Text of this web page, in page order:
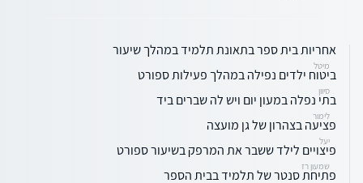
אחריות בית ספר בתאונת תלמיד במהלך שיעור
מיטל
ביטוח ילדים נפילה במהלך פעילות ספורט
סיוון
בתי נפלה במעון יום ויש לה שברים ביד
לימור
פציעה בצהרון של גן מועצה
יעל
פיצויים לילד ששבר את המרפק בשיעור ספורט
שמעון רז
פתיחת סנטר של תלמיד בבית הספר